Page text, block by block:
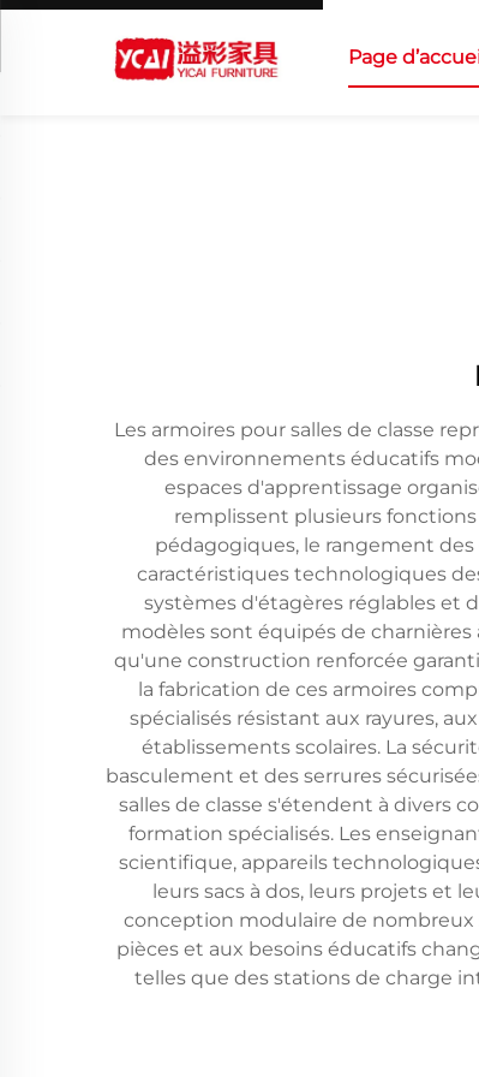
Page
Les armoires pour salles de classe
des environnements éducatifs
espaces d'apprentissage
remplissent plusieurs
pédagogiques, le rangement
caractéristiques technologiques
systèmes d'étagères réglables et
modèles sont équipés de
qu'une construction renforcée
la fabrication de ces armoires
spécialisés résistant aux rayures,
établissements scolaires. La
basculement et des serrures
salles de classe s'étendent à divers
formation spécialisés. Les
scientifique, appareils
leurs sacs à dos, leurs projets et
conception modulaire de
pièces et aux besoins éducatifs
telles que des stations de charge